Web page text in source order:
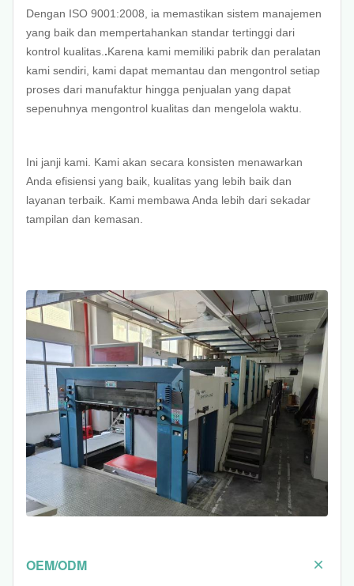
Dengan ISO 9001:2008, ia memastikan sistem manajemen
yang baik dan mempertahankan standar tertinggi dari
kontrol kualitas. .Karena kami memiliki pabrik dan peralatan
kami sendiri, kami dapat memantau dan mengontrol setiap
proses dari manufaktur hingga penjualan yang dapat
sepenuhnya mengontrol kualitas dan mengelola waktu.
Ini janji kami. Kami akan secara konsisten menawarkan
Anda efisiensi yang baik, kualitas yang lebih baik dan
layanan terbaik. Kami membawa Anda lebih dari sekadar
tampilan dan kemasan.
OEM/ODM